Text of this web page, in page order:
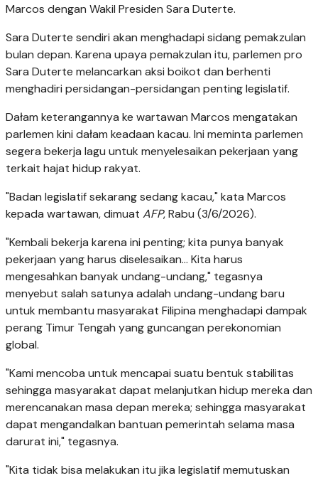
Marcos dengan Wakil Presiden Sara Duterte.
Sara Duterte sendiri akan menghadapi sidang pemakzulan
bulan depan. Karena upaya pemakzulan itu, parlemen pro
Sara Duterte melancarkan aksi boikot dan berhenti
menghadiri persidangan-persidangan penting legislatif.
Dałam keterangannya ke wartawan Marcos mengatakan
parlemen kini dałam keadaan kacau. Ini meminta parlemen
segera bekerja lagu untuk menyelesaikan pekerjaan yang
terkait hajat hidup rakyat.
"Badan legislatif sekarang sedang kacau," kata Marcos
kepada wartawan, dimuat AFP, Rabu (3/6/2026).
"Kembali bekerja karena ini penting; kita punya banyak
pekerjaan yang harus diselesaikan... Kita harus
mengesahkan banyak undang-undang," tegasnya
menyebut salah satunya adalah undang-undang baru
untuk membantu masyarakat Filipina menghadapi dampak
perang Timur Tengah yang guncangan perekonomian
global.
"Kami mencoba untuk mencapai suatu bentuk stabilitas
sehingga masyarakat dapat melanjutkan hidup mereka dan
merencanakan masa depan mereka; sehingga masyarakat
dapat mengandalkan bantuan pemerintah selama masa
darurat ini," tegasnya.
"Kita tidak bisa melakukan itu jika legislatif memutuskan